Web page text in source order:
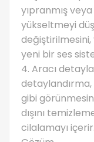
yıpranmış
yükseltmeyi
değiştirilmesini,
yeni bir ses
4. Aracı
detaylandırma,
gibi
dışını
cilalamayı içerir.